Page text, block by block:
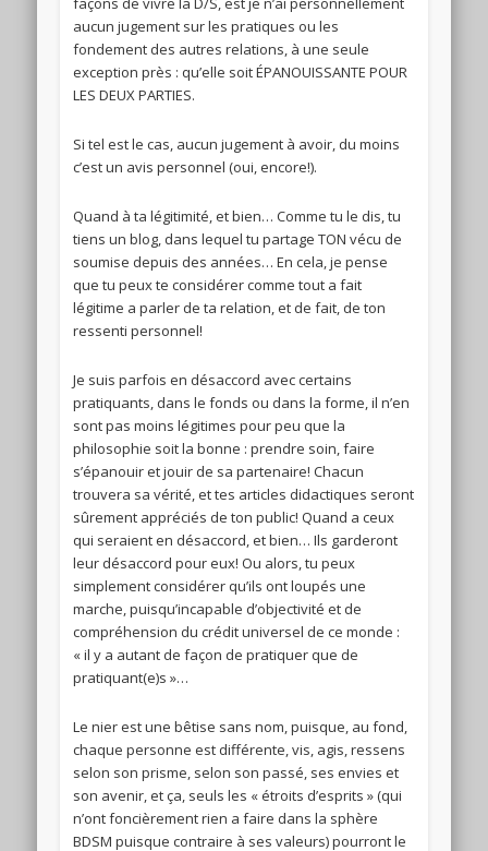
aucun jugement sur les pratiques ou les
fondement des autres relations, à une seule
exception près : qu’elle soit ÉPANOUISSANTE POUR
LES DEUX PARTIES.
Si tel est le cas, aucun jugement à avoir, du moins
c’est un avis personnel (oui, encore!).
Quand à ta légitimité, et bien… Comme tu le dis, tu
tiens un blog, dans lequel tu partage TON vécu de
soumise depuis des années… En cela, je pense
que tu peux te considérer comme tout a fait
légitime a parler de ta relation, et de fait, de ton
ressenti personnel!
Je suis parfois en désaccord avec certains
pratiquants, dans le fonds ou dans la forme, il n’en
sont pas moins légitimes pour peu que la
philosophie soit la bonne : prendre soin, faire
s’épanouir et jouir de sa partenaire! Chacun
trouvera sa vérité, et tes articles didactiques seront
sûrement appréciés de ton public! Quand a ceux
qui seraient en désaccord, et bien… Ils garderont
leur désaccord pour eux! Ou alors, tu peux
simplement considérer qu’ils ont loupés une
marche, puisqu’incapable d’objectivité et de
compréhension du crédit universel de ce monde :
« il y a autant de façon de pratiquer que de
pratiquant(e)s »…
Le nier est une bêtise sans nom, puisque, au fond,
chaque personne est différente, vis, agis, ressens
selon son prisme, selon son passé, ses envies et
son avenir, et ça, seuls les « étroits d’esprits » (qui
n’ont foncièrement rien a faire dans la sphère
BDSM puisque contraire à ses valeurs) pourront le